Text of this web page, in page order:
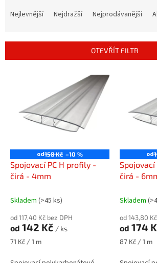
í
Nejlevnější Nejdražší Nejprodávanější
OTEVŘÍT FILTR
od158 Kč –10 %
Spojovací PC H profily -
čirá - 4mm
Skladem (>45 ks)
od 117,40 Kč bez DPH
od 142 Kč / ks
Měrná
71 Kč / 1 m
od
Spojovací
čirá -
Skladem
od 143,80
od 174
Měrná
87 Kč / 1 m